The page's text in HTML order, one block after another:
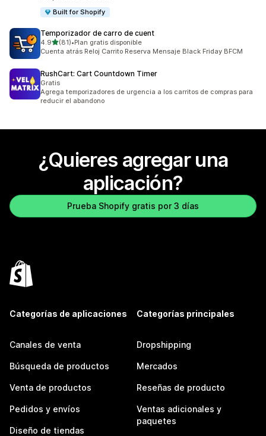
Built for Shopify
Temporizador de carro de cuent
4.9de 5 estrellas
(81)
81 reseñas en total
•Plan gratis disponible
Cuenta atrás Reloj Carrito Reserva Mensaje Black Friday BFCM
RushCart: Cart Countdown Timer
Gratis
Agrega temporizadores de urgencia a los carritos de compras para
reducir el abandono
¿Quieres agregar una
aplicación?
Prueba Shopify gratis por 3 días
Categorías de aplicaciones
Canales de venta
Búsqueda de productos
Venta de productos
Pedidos y envíos
Diseño de tiendas
Categorías principales
Dropshipping
Mercados
Reseñas de producto
Ventas adicionales y
paquetes